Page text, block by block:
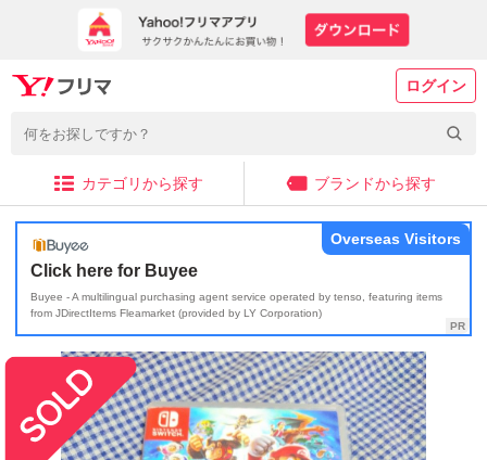
ログイン
カテゴリから探す ブランドから探す
Click here for Buyee
Buyee - A multilingual purchasing agent service operated by tenso, featuring items
from JDirectItems Fleamarket (provided by LY Corporation)
Overseas Visitors